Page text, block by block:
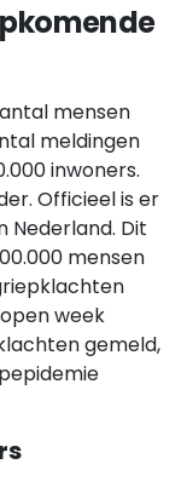
mensen
meldingen
inwoners.
Officieel is er
Nederland. Dit
mensen
week
gemeld,